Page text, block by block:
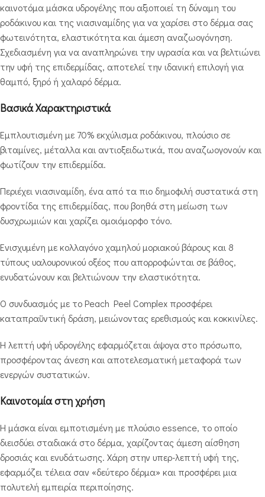
καινοτόμα μάσκα υδρογέλης που αξιοποιεί τη δύναμη του
ροδάκινου και της νιασιναμίδης για να χαρίσει στο δέρμα σας
φωτεινότητα, ελαστικότητα και άμεση αναζωογόνηση.
Σχεδιασμένη για να αναπληρώνει την υγρασία και να βελτιώνει
την υφή της επιδερμίδας, αποτελεί την ιδανική επιλογή για
θαμπό, ξηρό ή χαλαρό δέρμα.
Βασικά Χαρακτηριστικά
Εμπλουτισμένη με 70% εκχύλισμα ροδάκινου, πλούσιο σε
βιταμίνες, μέταλλα και αντιοξειδωτικά, που αναζωογονούν και
φωτίζουν την επιδερμίδα.
Περιέχει νιασιναμίδη, ένα από τα πιο δημοφιλή συστατικά στη
φροντίδα της επιδερμίδας, που βοηθά στη μείωση των
δυσχρωμιών και χαρίζει ομοιόμορφο τόνο.
Ενισχυμένη με κολλαγόνο χαμηλού μοριακού βάρους και 8
τύπους υαλουρονικού οξέος που απορροφώνται σε βάθος,
ενυδατώνουν και βελτιώνουν την ελαστικότητα.
Ο συνδυασμός με το Peach Peel Complex προσφέρει
καταπραϋντική δράση, μειώνοντας ερεθισμούς και κοκκινίλες.
Η λεπτή υφή υδρογέλης εφαρμόζεται άψογα στο πρόσωπο,
προσφέροντας άνεση και αποτελεσματική μεταφορά των
ενεργών συστατικών.
Καινοτομία στη χρήση
Η μάσκα είναι εμποτισμένη με πλούσιο essence, το οποίο
διεισδύει σταδιακά στο δέρμα, χαρίζοντας άμεση αίσθηση
δροσιάς και ενυδάτωσης. Χάρη στην υπερ-λεπτή υφή της,
εφαρμόζει τέλεια σαν «δεύτερο δέρμα» και προσφέρει μια
πολυτελή εμπειρία περιποίησης.